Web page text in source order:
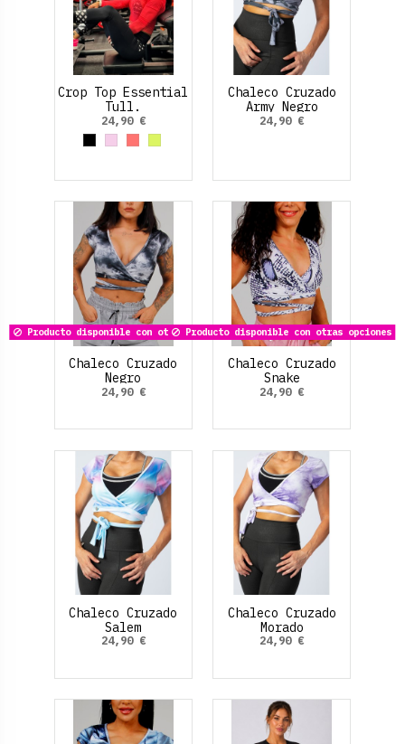
Crop Top Essential
Tull.
24,90 €
NegroRosa palo
Rosa Fluor
Amarillo Neon
Chaleco Cruzado
Army Negro
24,90 €
Producto disponible con otras opciones
Chaleco Cruzado
Negro
24,90 €
Producto disponible con otras opciones
Chaleco Cruzado
Snake
24,90 €
Chaleco Cruzado
Salem
24,90 €
Chaleco Cruzado
Morado
24,90 €